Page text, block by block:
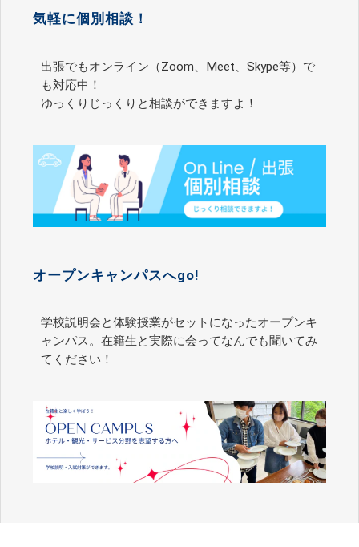
気軽に個別相談！
出張でもオンライン（Zoom、Meet、Skype等）で
も対応中！
ゆっくりじっくりと相談ができますよ！
オープンキャンパスへgo!
学校説明会と体験授業がセットになったオープンキ
ャンパス。在籍生と実際に会ってなんでも聞いてみ
てください！